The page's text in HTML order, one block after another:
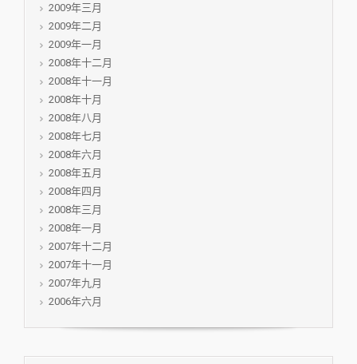
2009年三月
2009年二月
2009年一月
2008年十二月
2008年十一月
2008年十月
2008年八月
2008年七月
2008年六月
2008年五月
2008年四月
2008年三月
2008年一月
2007年十二月
2007年十一月
2007年九月
2006年六月